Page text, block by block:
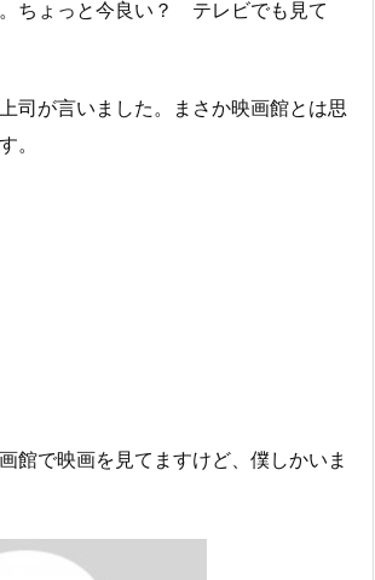
ちょっと今良い？ テレビでも見て
司が言いました。まさか映画館とは思
。
館で映画を見てますけど、僕しかいま